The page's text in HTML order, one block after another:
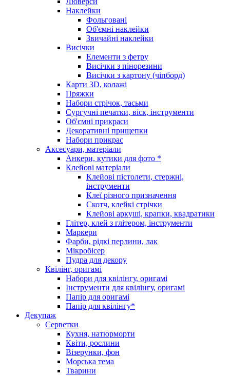
Наклейки
Фольговані
Об'ємні наклейки
Звичайні наклейки
Висічки
Елементи з фетру
Висічки з пінорезини
Висічки з картону (чіпборд)
Карти 3D, колажі
Пряжки
Набори стрічок, тасьми
Сургучні печатки, віск, інструменти
Об'ємні прикраси
Декоративні прищепки
Набори прикрас
Аксесуари, матеріали
Анкери, кутики для фото *
Клейові матеріали
Клейові пістолети, стержні,
інструменти
Клеї різного призначення
Скотч, клейкі стрічки
Клейові аркуші, крапки, квадратики
Глітер, клей з глітером, інструменти
Маркери
Фарби, рідкі перлини, лак
Мікробісер
Пудра для декору
Квілінг, оригамі
Набори для квілінгу, оригамі
Інструменти для квілінгу, оригамі
Папір для оригамі
Папір для квілінгу*
Декупаж
Серветки
Кухня, натюрморти
Квіти, рослини
Візерунки, фон
Морська тема
Тварини